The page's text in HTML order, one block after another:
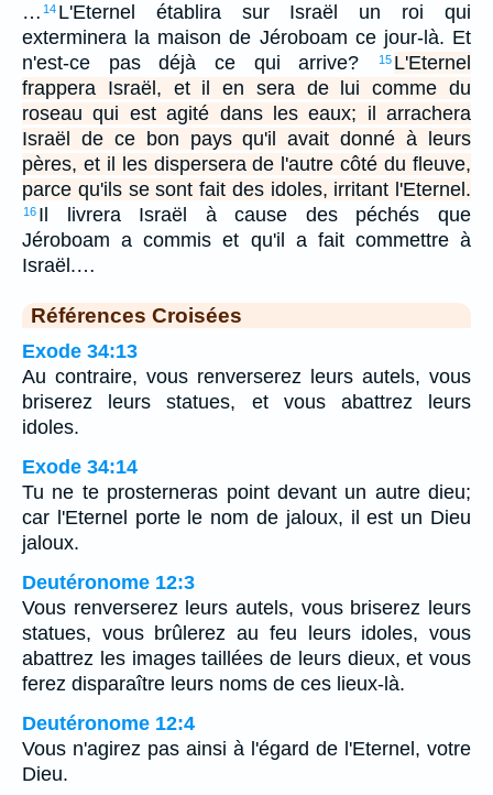
… 14 L'Eternel établira sur Israël un roi qui
exterminera la maison de Jéroboam ce jour-là. Et
n'est-ce pas déjà ce qui arrive?
15 L'Eternel
frappera Israël, et il en sera de lui comme du
roseau qui est agité dans les eaux; il arrachera
Israël de ce bon pays qu'il avait donné à leurs
pères, et il les dispersera de l'autre côté du fleuve,
parce qu'ils se sont fait des idoles, irritant l'Eternel.
16 Il livrera Israël à cause des péchés que
Jéroboam a commis et qu'il a fait commettre à
Israël.…
Références Croisées
Exode 34:13
Au contraire, vous renverserez leurs autels, vous
briserez leurs statues, et vous abattrez leurs
idoles.
Exode 34:14
Tu ne te prosterneras point devant un autre dieu;
car l'Eternel porte le nom de jaloux, il est un Dieu
jaloux.
Deutéronome 12:3
Vous renverserez leurs autels, vous briserez leurs
statues, vous brûlerez au feu leurs idoles, vous
abattrez les images taillées de leurs dieux, et vous
ferez disparaître leurs noms de ces lieux-là.
Deutéronome 12:4
Vous n'agirez pas ainsi à l'égard de l'Eternel, votre
Dieu.